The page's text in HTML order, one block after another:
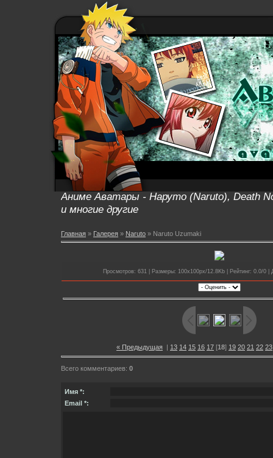
Аниме Аватары - Наруто (Naruto), Death
и многие другие
Главная » Галерея » Naruto » Naruto Uzumaki
Просмотров: 631 | Размеры: 100x100px/12.8Kb | Рейтинг: 0.0/0 |
« Предыдущая | 13 14 15 16 17 [18] 19 20 21 22 23
Всего комментариев: 0
Имя *:
Email *: